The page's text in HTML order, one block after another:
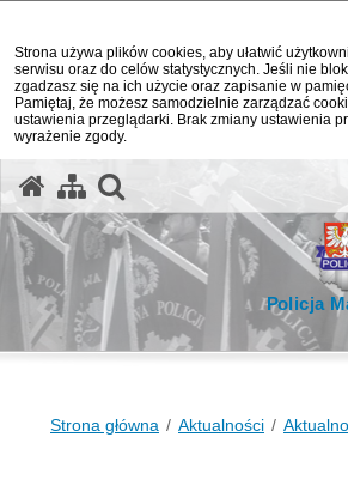
Strona używa plików cookies, aby ułatwić
serwisu oraz do celów statystycznych. Jeśli nie
zgadzasz się na ich użycie oraz zapisanie w
Pamiętaj, że możesz samodzielnie zarządzać
ustawienia przeglądarki. Brak zmiany ustawienia
wyrażenie zgody.
Policja
Strona główna Aktualności